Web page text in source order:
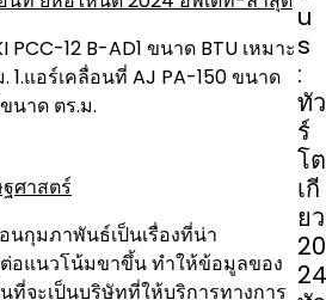
PCC-12 B-AD1 ขนาด BTU เหมาะ
1.แอร์เคลื่อนที่ AJ PA-150 ขนาด
นาด ตร.ม.
ศาสตร์
นกุมภาพันธ์เป็นเรื่องที่น่า
อแนวโน้มขาขึ้น ทำให้ข้อมูลของ
ที่จะเป็นบริษัทที่ให้บริการทางการ
u
s
:
ทัว
ร์
โต
เกี
ยว
20
24